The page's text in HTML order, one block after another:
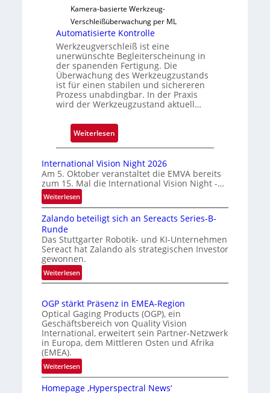
ä
s
s
i
g
e
D
r
u
k
m
r
k
n
e
r
k
n
n
g
Kamera-basierte Werkzeug-
Verschleißüberwachung per ML
Automatisierte Kontrolle
Werkzeugverschleiß ist eine
unerwünschte Begleiterscheinung in
der spanenden Fertigung. Die
Überwachung des Werkzeugzustands
ist für einen stabilen und sichereren
Prozess unabdingbar. In der Praxis
wird der Werkzeugzustand aktuell…
Weiterlesen:
A
t
o
a
t
s
r
e
K
o
n
o
International Vision Night 2026
Am 5. Oktober veranstaltet die EMVA bereits
zum 15. Mal die International Vision Night -…
Weiterlesen:
I
n
e
r
n
a
o
n
a
l
V
i
s
i
Zalando beteiligt sich an Sereacts Series-B-
Runde
Das Stuttgarter Robotik- und KI-Unternehmen
Sereact hat Zalando als strategischen Investor
gewonnen.
Weiterlesen:
Z
l
a
n
d
b
e
t
OGP stärkt Präsenz in EMEA-Region
Optical Gaging Products (OGP), ein
Geschäftsbereich von Quality Vision
International, erweitert sein Partner-Netzwerk
in Europa, dem Mittleren Osten und Afrika
(EMEA).
Weiterlesen:
O
G
Homepage ‚Hyperspectral News‘